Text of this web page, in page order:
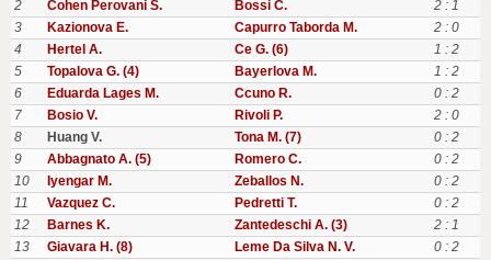
2
Cohen Perovani S. Bossi C.
2 : 1
3
Kazionova E. Capurro Taborda M.
2 : 0
4
Hertel A. Ce G. (6)
1 : 2
5
Topalova G. (4) Bayerlova M.
1 : 2
6
Eduarda Lages M. Ccuno R.
0 : 2
7
Bosio V. Rivoli P.
2 : 0
8
Huang V. Tona M. (7)
0 : 2
9
Abbagnato A. (5) Romero C.
0 : 2
10
Iyengar M. Zeballos N.
0 : 2
11
Vazquez C. Pedretti T.
0 : 2
12
Barnes K. Zantedeschi A. (3)
2 : 1
13
Giavara H. (8) Leme Da Silva N. V. 0 : 2